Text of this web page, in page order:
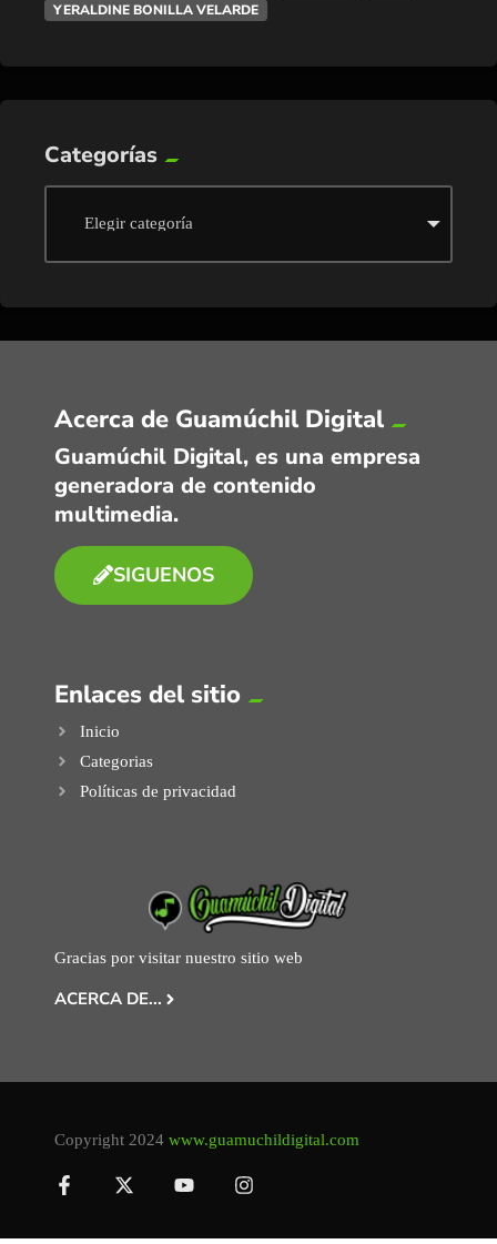
YERALDINE BONILLA VELARDE
Categorías
Acerca de Guamúchil Digital
Guamúchil Digital, es una empresa
generadora de contenido
multimedia.
SIGUENOS
Enlaces del sitio
Inicio
Categorias
Políticas de privacidad
Gracias por visitar nuestro sitio web
ACERCA DE...
Copyright 2024 www.guamuchildigital.com